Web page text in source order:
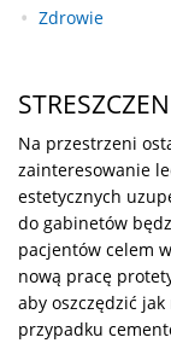
Zdrowie
Na przestrzeni
zainteresowanie
estetycznych
do gabinetów
pacjentów celem
nową pracę
aby oszczędzić
przypadku